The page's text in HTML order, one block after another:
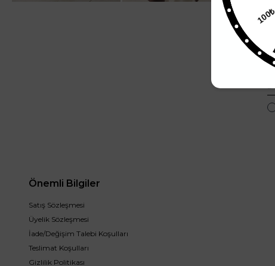
Önemli Bilgiler
Satış Sözleşmesi
Üyelik Sözleşmesi
İade/Değişim Talebi Koşulları
Teslimat Koşulları
Gizlilik Politikası
100₺